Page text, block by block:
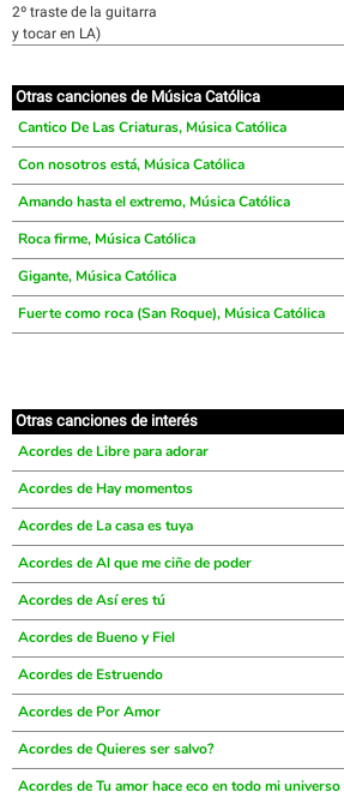
2º traste de la guitarra
y tocar en LA)
Otras canciones de Música Católica
Cantico De Las Criaturas, Música Católica
Con nosotros está, Música Católica
Amando hasta el extremo, Música Católica
Roca firme, Música Católica
Gigante, Música Católica
Fuerte como roca (San Roque), Música Católica
Otras canciones de interés
Acordes de Libre para adorar
Acordes de Hay momentos
Acordes de La casa es tuya
Acordes de Al que me ciñe de poder
Acordes de Así eres tú
Acordes de Bueno y Fiel
Acordes de Estruendo
Acordes de Por Amor
Acordes de Quieres ser salvo?
Acordes de Tu amor hace eco en todo mi universo